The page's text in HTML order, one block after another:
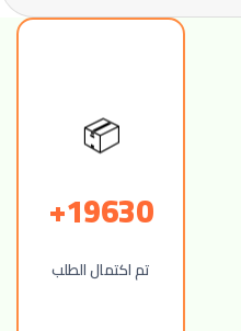
📦
19630+
تم اكتمال الطلب